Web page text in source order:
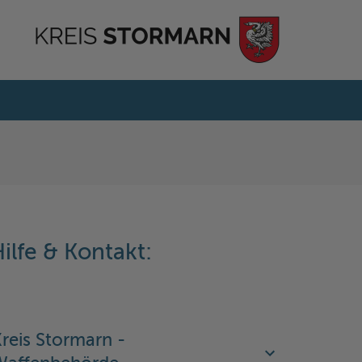
& Kontakt:
Stormarn -